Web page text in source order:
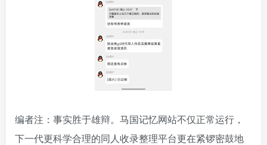
编者注：事实胜于雄辩。马国记忆网站不仅正常运行，
下一代更科学合理的同人收录整理平台更在紧锣密鼓地